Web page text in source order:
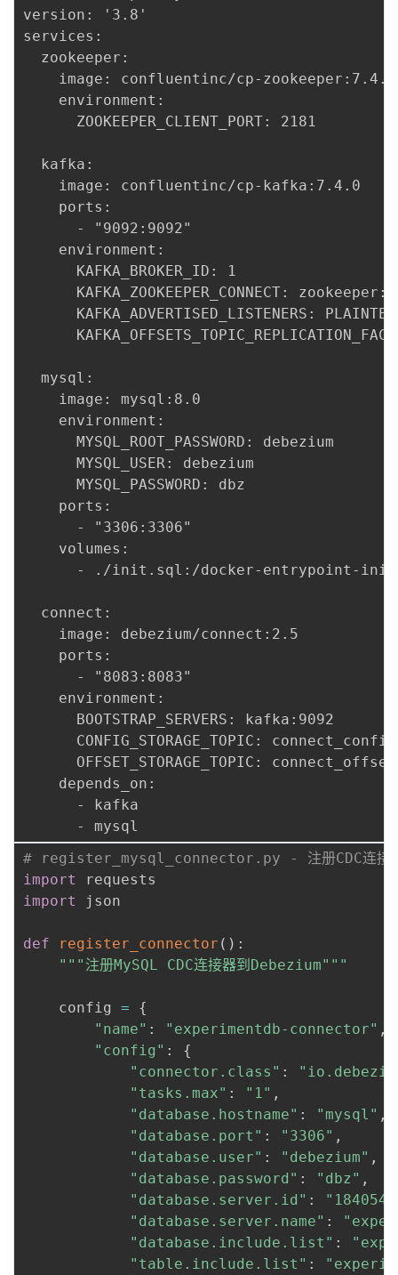
version: '3.8'
services:
  zookeeper:
    image: confluentinc/cp-zookeeper:7.4.0
    environment:
      ZOOKEEPER_CLIENT_PORT: 2181
  kafka:
    image: confluentinc/cp-kafka:7.4.0
    ports:
      - "9092:9092"
    environment:
      KAFKA_BROKER_ID: 1
KAFKA_ZOOKEEPER_CONNECT:
KAFKA_ADVERTISED_LISTENERS:
  mysql:
    image: mysql:8.0
    environment:
      MYSQL_ROOT_PASSWORD: debezium
      MYSQL_USER: debezium
      MYSQL_PASSWORD: dbz
    ports:
      - "3306:3306"
    volumes:
- ./init.sql:/docker-entrypoint-
  connect:
    image: debezium/connect:2.5
    ports:
      - "8083:8083"
    environment:
      BOOTSTRAP_SERVERS: kafka:9092
CONFIG_STORAGE_TOPIC:
OFFSET_STORAGE_TOPIC:
    depends_on:
      - kafka
# register_mysql_connector.py - 注册CDC连接
import
import
json
def register_connector ( ) :
"""注册MySQL CDC连接器到Debezium"""
    config
=
{
"name" : "experimentdb-connector" ,
"config" :
{
"connector.class" :
"tasks.max" : "1" ,
"database.hostname" : "mysql" ,
"database.port" : "3306" ,
"database.user" : "debezium" ,
"database.password" : "dbz" ,
"database.server.id" : "184054"
"database.server.name" :
"database.include.list" :
"table.include.list" :